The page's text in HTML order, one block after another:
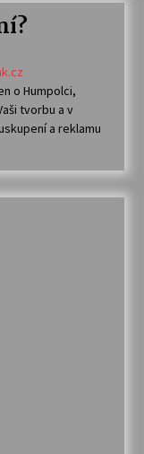
o Humpolci,
tvorbu a v
a reklamu